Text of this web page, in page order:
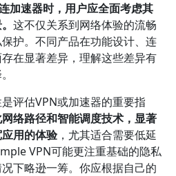
加速器时，用户应全面考虑其
这不仅关系到网络体验的流畅
护。不同产品在功能设计、连
在显著差异，理解这些差异有
评估VPN或加速器的重要指
络路径和智能调度技术，显著
用的体验，尤其适合需要低延
VPN可能更注重基础的隐私
下略逊一筹。你应根据自己的